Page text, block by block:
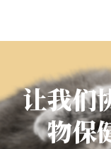
让我们
物保